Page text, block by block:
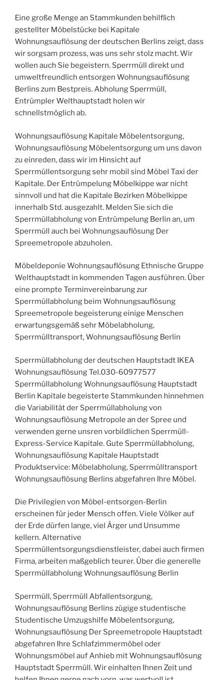
Eine große Menge an Stammkunden behilflich
gestellter Möbelstücke bei Kapitale
Wohnungsauflösung der deutschen Berlins zeigt, dass
wir sorgsam prozess, was uns sehr stolz macht. Wir
wollen auch Sie begeistern. Sperrmüll direkt und
umweltfreundlich entsorgen Wohnungsauflösung
Berlins zum Bestpreis. Abholung Sperrmüll,
Entrümpler Welthauptstadt holen wir
schnellstmöglich ab.
Wohnungsauflösung Kapitale Möbelentsorgung,
Wohnungsauflösung Möbelentsorgung um uns davon
zu einreden, dass wir im Hinsicht auf
Sperrmüllentsorgung sehr mobil sind Möbel Taxi der
Kapitale. Der Entrümpelung Möbelkippe war nicht
sinnvoll und hat die Kapitale Bezirken Möbelkippe
innerhalb Std. ausgezahlt. Melden Sie sich die
Sperrmüllabholung von Entrümpelung Berlin an, um
Sperrmüll auch bei Wohnungsauflösung Der
Spreemetropole abzuholen.
Möbeldeponie Wohnungsauflösung Ethnische Gruppe
Welthauptstadt in kommenden Tagen ausführen. Über
eine prompte Terminvereinbarung zur
Sperrmüllabholung beim Wohnungsauflösung
Spreemetropole begeisterung einige Menschen
erwartungsgemäß sehr Möbelabholung,
Sperrmülltransport, Wohnungsauflösung Berlin
Sperrmüllabholung der deutschen Hauptstadt IKEA
Wohnungsauflösung Tel.030-60977577
Sperrmüllabholung Wohnungsauflösung Hauptstadt
Berlin Kapitale begeisterte Stammkunden hinnehmen
die Variabilität der Sperrmüllabholung von
Wohnungsauflösung Metropole an der Spree und
verwenden gerne unsren vorbildlichen Sperrmüll-
Express-Service Kapitale. Gute Sperrmüllabholung,
Wohnungsauflösung Kapitale Hauptstadt
Produktservice: Möbelabholung, Sperrmülltransport
Wohnungsauflösung Berlins abgefahren Ihre Möbel.
Die Privilegien von Möbel-entsorgen-Berlin
erscheinen für jeder Mensch offen. Viele Völker auf
der Erde dürfen lange, viel Ärger und Unsumme
kellern. Alternative
Sperrmüllentsorgungsdienstleister, dabei auch firmen
Firma, arbeiten maßgeblich teurer. Über die generelle
Sperrmüllabholung Wohnungsauflösung Berlin
Sperrmüll, Sperrmüll Abfallentsorgung,
Wohnungsauflösung Berlins zügige studentische
Studentische Umzugshilfe Möbelentsorgung,
Wohnungsauflösung Der Spreemetropole Hauptstadt
abgefahren Ihre Schlafzimmermöbel oder
Wohnungsmöbel auf Anhieb mit Wohnungsauflösung
Hauptstadt Sperrmüll. Wir einhalten Ihnen Zeit und